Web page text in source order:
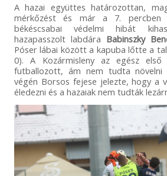
A hazai együttes határozottan,
mérkőzést és már a 7. percben
békéscsabai védelmi hibát
hazapasszolt labdára Babinszky
Póser lábai között a kapuba lőtte a
0). A Kozármisleny az egész első
futballozott, ám nem tudta növelni
végén Borsos fejese jelezte, hogy a
éledezni és a hazaiak nem tudták